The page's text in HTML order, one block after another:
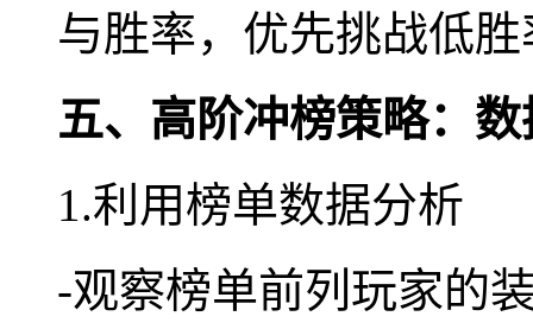
与胜率，优先挑战低
五、高阶冲榜策略：
1.利用榜单数据分析
-观察榜单前列玩家的